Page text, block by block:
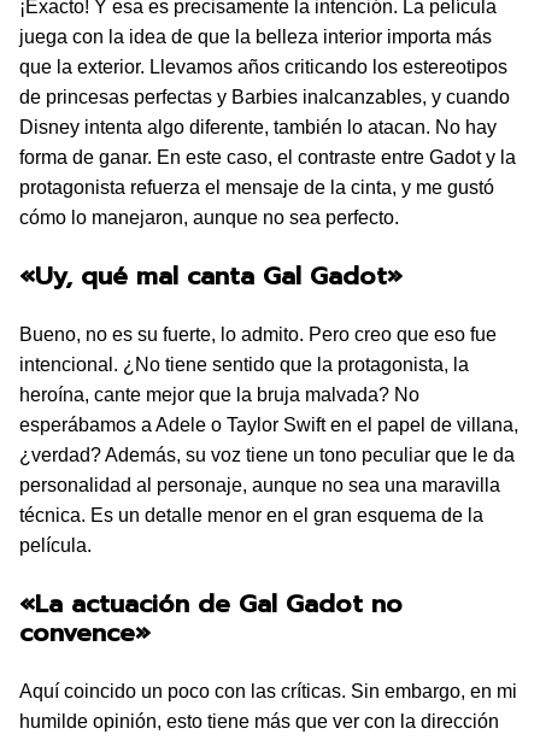
¡Exacto! Y esa es precisamente la intención. La película
juega con la idea de que la belleza interior importa más
que la exterior. Llevamos años criticando los estereotipos
de princesas perfectas y Barbies inalcanzables, y cuando
Disney intenta algo diferente, también lo atacan. No hay
forma de ganar. En este caso, el contraste entre Gadot y la
protagonista refuerza el mensaje de la cinta, y me gustó
cómo lo manejaron, aunque no sea perfecto.
«Uy, qué mal canta Gal Gadot»
Bueno, no es su fuerte, lo admito. Pero creo que eso fue
intencional. ¿No tiene sentido que la protagonista, la
heroína, cante mejor que la bruja malvada? No
esperábamos a Adele o Taylor Swift en el papel de villana,
¿verdad? Además, su voz tiene un tono peculiar que le da
personalidad al personaje, aunque no sea una maravilla
técnica. Es un detalle menor en el gran esquema de la
película.
«La actuación de Gal Gadot no
convence»
Aquí coincido un poco con las críticas. Sin embargo, en mi
humilde opinión, esto tiene más que ver con la dirección